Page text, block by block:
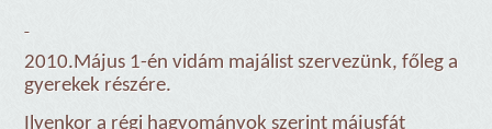
2010.Május 1-én vidám majálist szervezünk, főleg a
gyerekek részére.
Ilyenkor a régi hagyományok szerint májusfát